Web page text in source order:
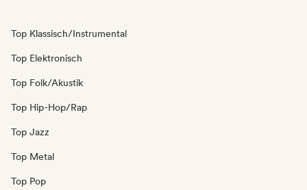
Top Klassisch/Instrumental
Top Elektronisch
Top Folk/Akustik
Top Hip-Hop/Rap
Top Jazz
Top Metal
Top Pop